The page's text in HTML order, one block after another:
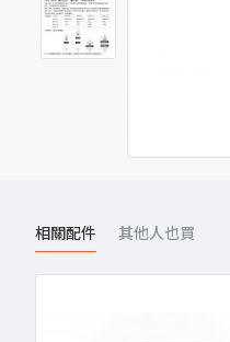
相關配件 其他人也買